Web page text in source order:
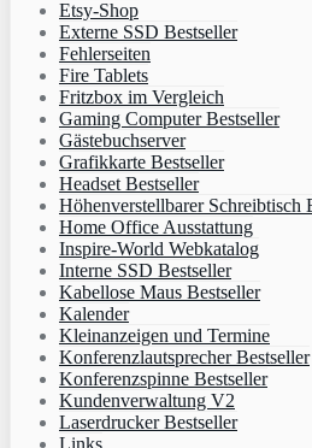
Etsy-Shop
Externe SSD Bestseller
Fehlerseiten
Fire Tablets
Fritzbox im Vergleich
Gaming Computer Bestseller
Gästebuchserver
Grafikkarte Bestseller
Headset Bestseller
Höhenverstellbarer Schreibtisch
Home Office Ausstattung
Inspire-World Webkatalog
Interne SSD Bestseller
Kabellose Maus Bestseller
Kalender
Kleinanzeigen und Termine
Konferenzlautsprecher Bestseller
Konferenzspinne Bestseller
Kundenverwaltung V2
Laserdrucker Bestseller